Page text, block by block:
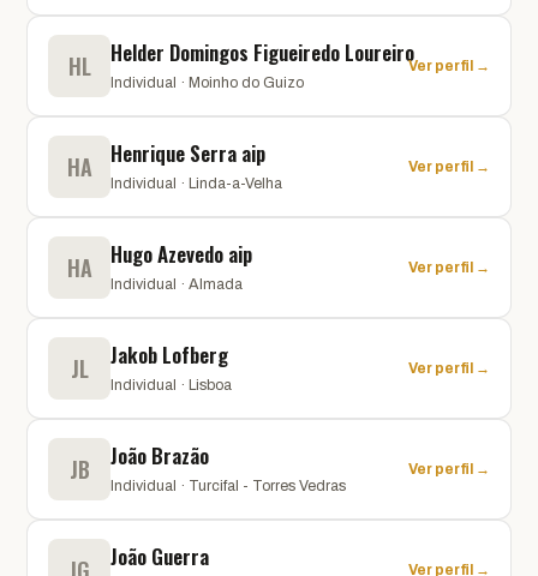
HL Helder Domingos Figueiredo Loureiro
Individual · Moinho do Guizo
Ver perfil →
HA Henrique Serra aip
Individual · Linda-a-Velha
Ver perfil →
HA Hugo Azevedo aip
Individual · Almada
Ver perfil →
JL Jakob Lofberg
Individual · Lisboa
Ver perfil →
JB João Brazão
Individual · Turcifal - Torres Vedras
Ver perfil →
João Guerra Ver perfil →